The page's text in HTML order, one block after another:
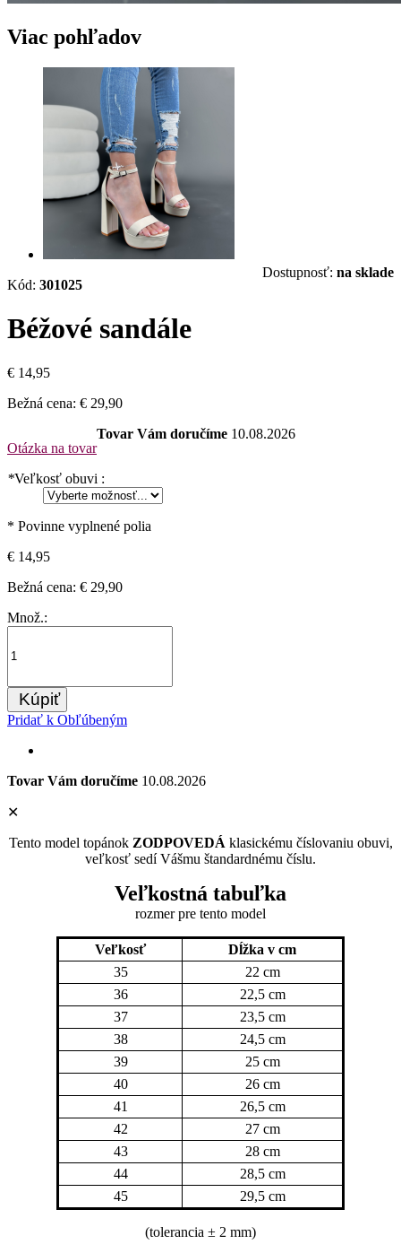
Viac pohľadov
Kód: 301025
Dostupnosť: na sklade
Béžové sandále
€ 14,95
Bežná cena: € 29,90
Otázka na tovar
Tovar Vám doručíme 10.08.2026
*Veľkosť obuvi :
* Povinne vyplnené polia
€ 14,95
Bežná cena: € 29,90
Množ.:
Kúpiť
Pridať k Obľúbeným
Tovar Vám doručíme 10.08.2026
✕
Tento model topánok ZODPOVEDÁ klasickému číslovaniu obuvi,
veľkosť sedí Vášmu štandardnému číslu.
Veľkostná tabuľka
rozmer pre tento model
Veľkosť
Dĺžka v cm
35
22 cm
36
22,5 cm
37
23,5 cm
38
24,5 cm
39
25 cm
40
26 cm
41
26,5 cm
42
27 cm
43
28 cm
44
28,5 cm
45
29,5 cm
(tolerancia ± 2 mm)